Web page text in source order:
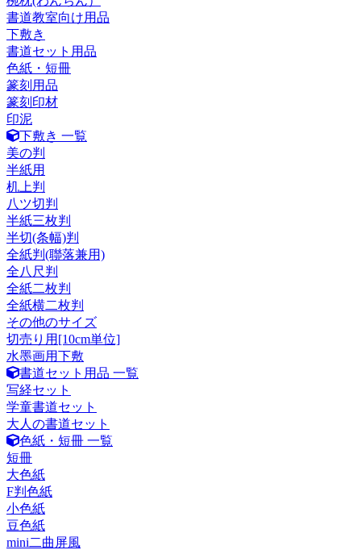
書道教室向け用品
下敷き
書道セット用品
色紙・短冊
篆刻用品
篆刻印材
印泥
下敷き 一覧
美の判
半紙用
机上判
八ツ切判
半紙三枚判
半切(条幅)判
全紙判(聯落兼用)
全八尺判
全紙二枚判
全紙横二枚判
その他のサイズ
切売り用[10cm単位]
水墨画用下敷
書道セット用品 一覧
写経セット
学童書道セット
大人の書道セット
色紙・短冊 一覧
短冊
大色紙
F判色紙
小色紙
豆色紙
mini二曲屏風